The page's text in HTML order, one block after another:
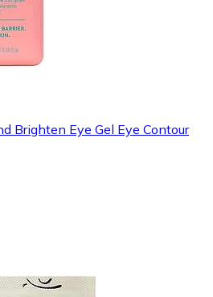
Brighten Eye Gel Eye Contour